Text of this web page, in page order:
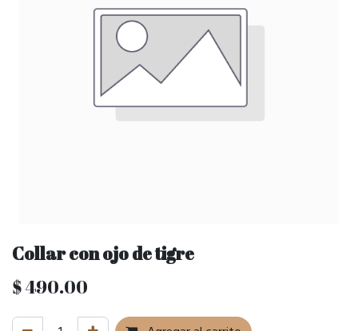
Collar con ojo de tigre
$490.00